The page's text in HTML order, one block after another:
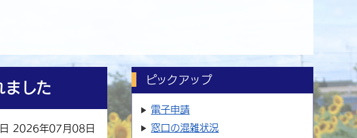
した
2026年07月08日
ピックアップ
電子申請
窓口の混雑状況